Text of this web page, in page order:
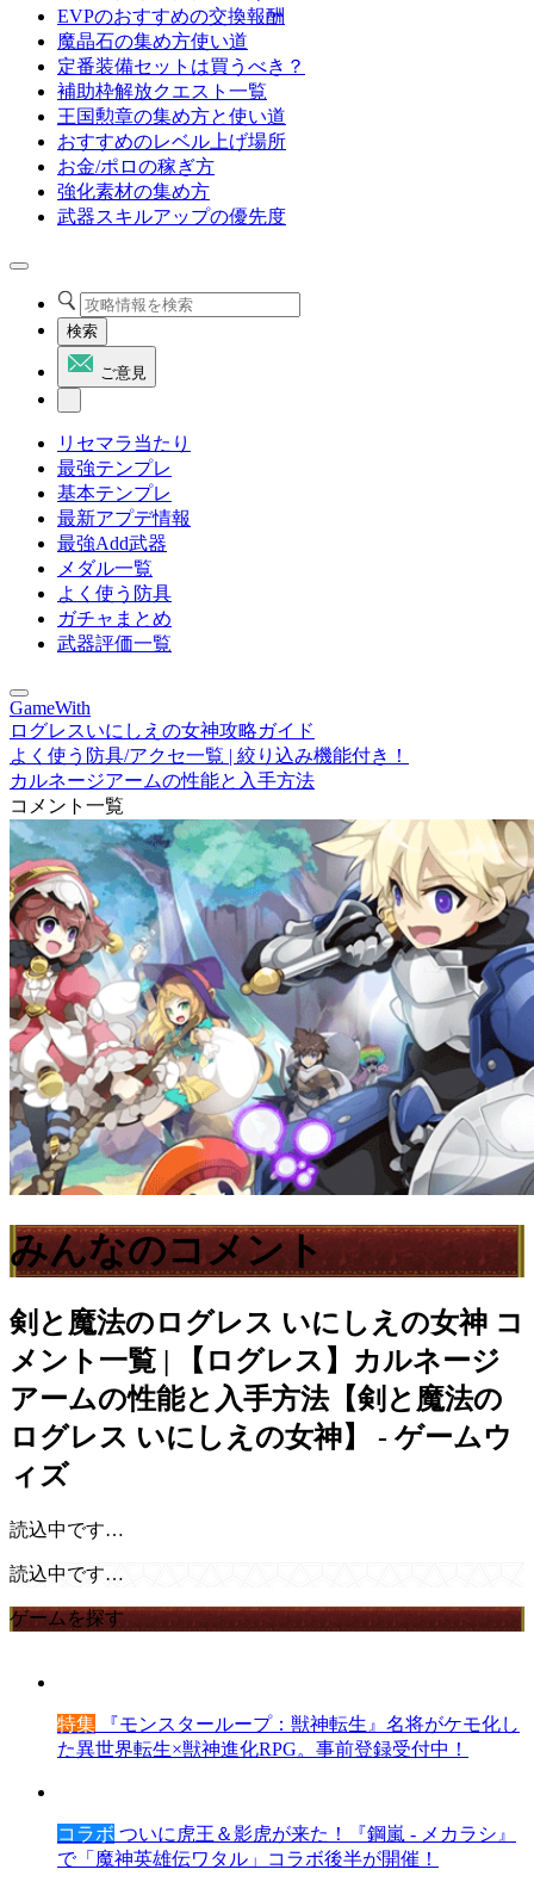
EVPのおすすめの交換報酬
魔晶石の集め方使い道
定番装備セットは買うべき？
補助枠解放クエスト一覧
王国勲章の集め方と使い道
おすすめのレベル上げ場所
お金/ポロの稼ぎ方
強化素材の集め方
武器スキルアップの優先度
検索
ご意見
リセマラ当たり
最強テンプレ
基本テンプレ
最新アプデ情報
最強Add武器
メダル一覧
よく使う防具
ガチャまとめ
武器評価一覧
GameWith
ログレスいにしえの女神攻略ガイド
よく使う防具/アクセ一覧 | 絞り込み機能付き！
カルネージアームの性能と入手方法
コメント一覧
みんなのコメント
剣と魔法のログレス いにしえの女神 コ
メント一覧 | 【ログレス】カルネージ
アームの性能と入手方法【剣と魔法の
ログレス いにしえの女神】 - ゲームウ
ィズ
読込中です…
読込中です…
ゲームを探す
特集 『モンスターループ：獣神転生』名将がケモ化し
た異世界転生×獣神進化RPG。事前登録受付中！
コラボ ついに虎王＆影虎が来た！『鋼嵐 - メカラシ』
で「魔神英雄伝ワタル」コラボ後半が開催！